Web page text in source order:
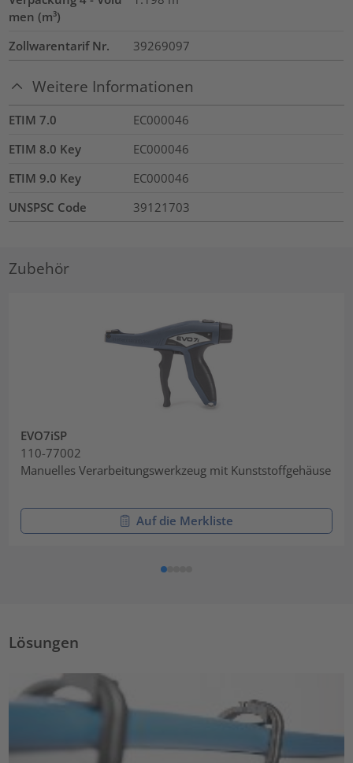
men (m³)
Zollwarentarif Nr. 39269097
Weitere Informationen
ETIM 7.0
EC000046
ETIM 8.0 Key
EC000046
ETIM 9.0 Key
EC000046
UNSPSC Code
39121703
Zubehör
EVO7iSP
110-77002
Manuelles Verarbeitungswerkzeug mit Kunststoffgehäuse
Auf die Merkliste
Lösungen